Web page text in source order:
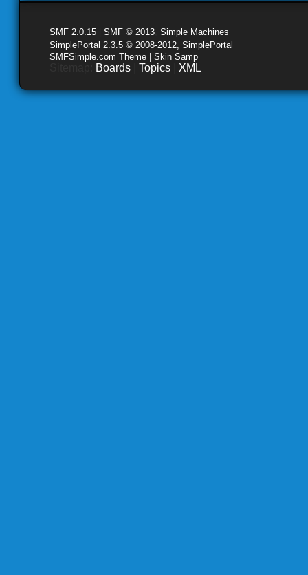
SMF 2.0.15 SMF © 2013 Simple Machines
SimplePortal 2.3.5 © 2008-2012, SimplePortal
SMFSimple.com Theme | Skin Samp
Boards Topics XML